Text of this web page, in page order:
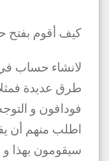
كيف أقوم
لانشاء حساب
طرق عديدة
فودافون و
اطلب منهم أن
سيقومون بهذا و